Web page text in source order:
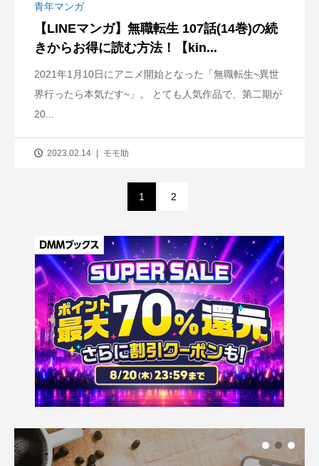
青年マンガ
【LINEマンガ】無職転生 107話(14巻)の続
きからお得に読む方法！【kin...
2021年1月10日にアニメ開始となった「無職転生~異世
界行ったら本気だす~」。 とても人気作品で、第二期が
20...
2023.02.14 モモ助
1 2